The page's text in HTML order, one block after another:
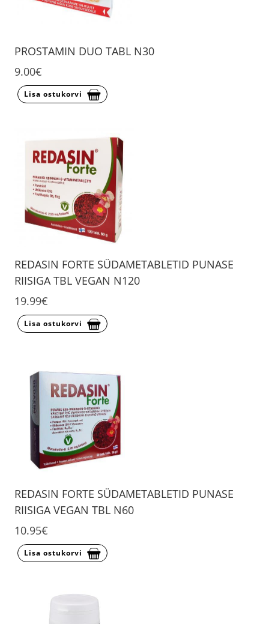
PROSTAMIN DUO TABL N30
9.00€
Lisa ostukorvi
REDASIN FORTE SÜDAMETABLETID PUNASE
RIISIGA TBL VEGAN N120
19.99€
Lisa ostukorvi
REDASIN FORTE SÜDAMETABLETID PUNASE
RIISIGA VEGAN TBL N60
10.95€
Lisa ostukorvi